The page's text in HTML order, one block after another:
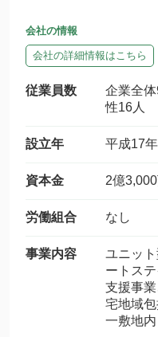
会社の情報
会社の詳細情報はこちら
従業員数
企業全
性16人
設立年 平成17年
資本金 2億
労働組合 なし
事業内容
ユニッ
ートス
支援事
宅地域
一敷地内